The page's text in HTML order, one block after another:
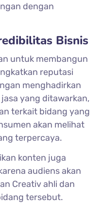
dengan
Bisnis
untuk membangun
reputasi
menghadirkan
yang ditawarkan,
terkait bidang yang
akan melihat
terpercaya.
konten juga
audiens akan
Creativ ahli dan
tersebut.